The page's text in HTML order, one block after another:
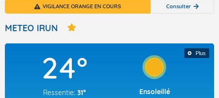
Articles
VIGILANCE ORANGE EN COURS Consulter
METEO IRUN
Plus
24°
Ressentie: 31° Ensoleillé